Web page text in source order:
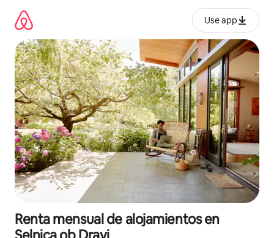
contenido
Use app
Renta mensual de alojamientos en